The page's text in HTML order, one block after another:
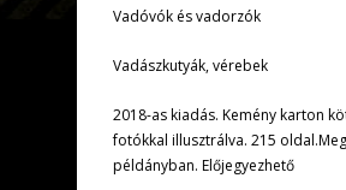
Vadóvók és vadorzók
Vadászkutyák, vérebek
2018-as kiadás. Kemény karton
fotókkal illusztrálva. 215
példányban. Előjegyezhető